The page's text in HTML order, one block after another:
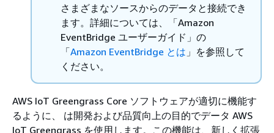
さまざまなソースからのデータと接続でき
ます。詳細については、「Amazon
EventBridge ユーザーガイド」の
「Amazon EventBridge とは 」を参照して
ください。
AWS IoT Greengrass Core ソフトウェアが適切に機能す
るように、 は開発および品質向上の目的でデータ AWS
IoT Greengrass を使用します。この機能は、新しく拡張